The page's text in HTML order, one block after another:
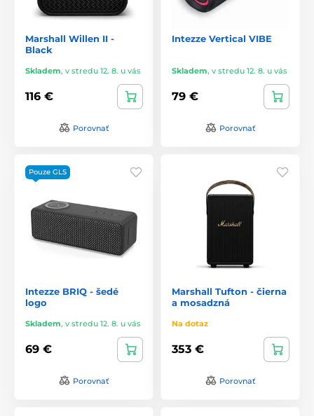
Marshall Willen II -
Black
Skladem, v stredu 12. 8. u vás
116 €
Porovnať
Intezze Vertical VIBE
Skladem, v stredu 12. 8. u vás
79 €
Porovnať
Pouze GLS
Intezze BRIQ - šedé
logo
Skladem, v stredu 12. 8. u vás
69 €
Porovnať
Marshall Tufton - čierna
a mosadzná
Na dotaz
353 €
Porovnať